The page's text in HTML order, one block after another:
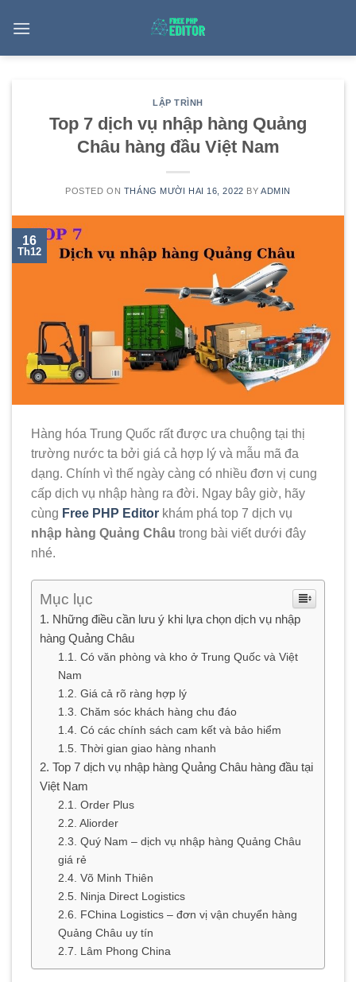
LẬP TRÌNH
Top 7 dịch vụ nhập hàng Quảng
Châu hàng đầu Việt Nam
POSTED ON THÁNG MƯỜI HAI 16, 2022 BY ADMIN
16
Th12
Hàng hóa Trung Quốc rất được ưa chuộng tại thị
trường nước ta bởi giá cả hợp lý và mẫu mã đa
dạng. Chính vì thế ngày càng có nhiều đơn vị cung
cấp dịch vụ nhập hàng ra đời. Ngay bây giờ, hãy
cùng Free PHP Editor khám phá top 7 dịch vụ
nhập hàng Quảng Châu trong bài viết dưới đây
nhé.
Mục lục
Những điều cần lưu ý khi lựa chọn dịch vụ nhập
hàng Quảng Châu
Có văn phòng và kho ở Trung Quốc và Việt
Nam
Giá cả rõ ràng hợp lý
Chăm sóc khách hàng chu đáo
Có các chính sách cam kết và bảo hiểm
Thời gian giao hàng nhanh
Top 7 dịch vụ nhập hàng Quảng Châu hàng đầu tại
Việt Nam
Order Plus
Aliorder
Quý Nam – dịch vụ nhập hàng Quảng Châu
giá rẻ
Võ Minh Thiên
Ninja Direct Logistics
FChina Logistics – đơn vị vận chuyển hàng
Quảng Châu uy tín
Lâm Phong China